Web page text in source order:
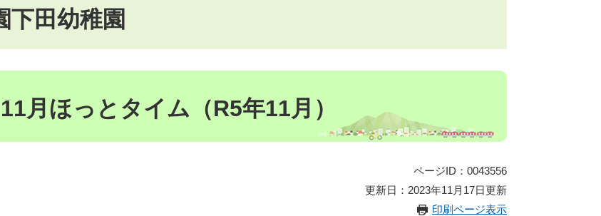
田幼稚園
11月ほっとタイム（R5年11月）
ページID：0043556
更新日：2023年11月17日更新
印刷ページ表示